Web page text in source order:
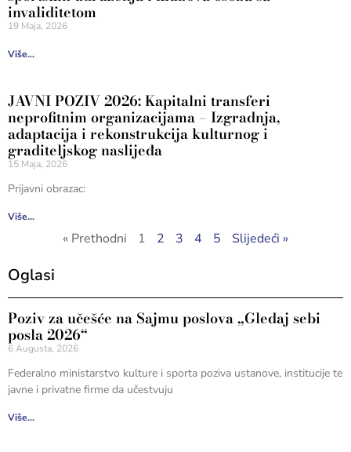
invaliditetom
19 Maja, 2026
Više...
JAVNI POZIV 2026: Kapitalni transferi
neprofitnim organizacijama – Izgradnja,
adaptacija i rekonstrukcija kulturnog i
graditeljskog naslijeđa
15 Maja, 2026
Prijavni obrazac:
Više...
« Prethodni 1 2 3 4 5 Slijedeći »
Oglasi
Poziv za učešće na Sajmu poslova „Gledaj sebi
posla 2026“
6 Augusta, 2026
Federalno ministarstvo kulture i sporta poziva ustanove, institucije te
javne i privatne firme da učestvuju
Više...